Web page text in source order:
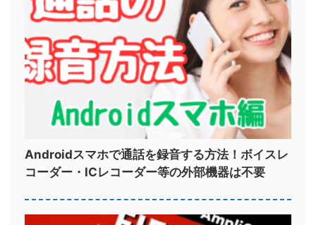
Androidスマホで通話を録音する方法！ボイスレ
コーダー・ICレコーダー等の外部機器は不要